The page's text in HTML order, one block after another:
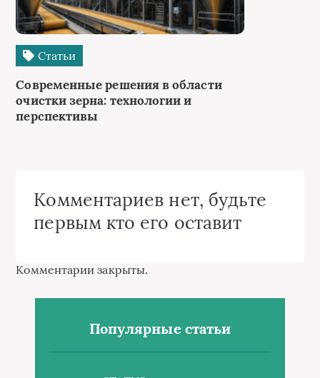
Статьи
Современные решения в области
очистки зерна: технологии и
перспективы
Комментариев нет, будьте
первым кто его оставит
Комментарии закрыты.
Популярные статьи